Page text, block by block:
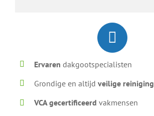
Ervaren dakgootspecialisten
Grondige en altijdveilige reiniging
VCA gecertificeerdvakmensen